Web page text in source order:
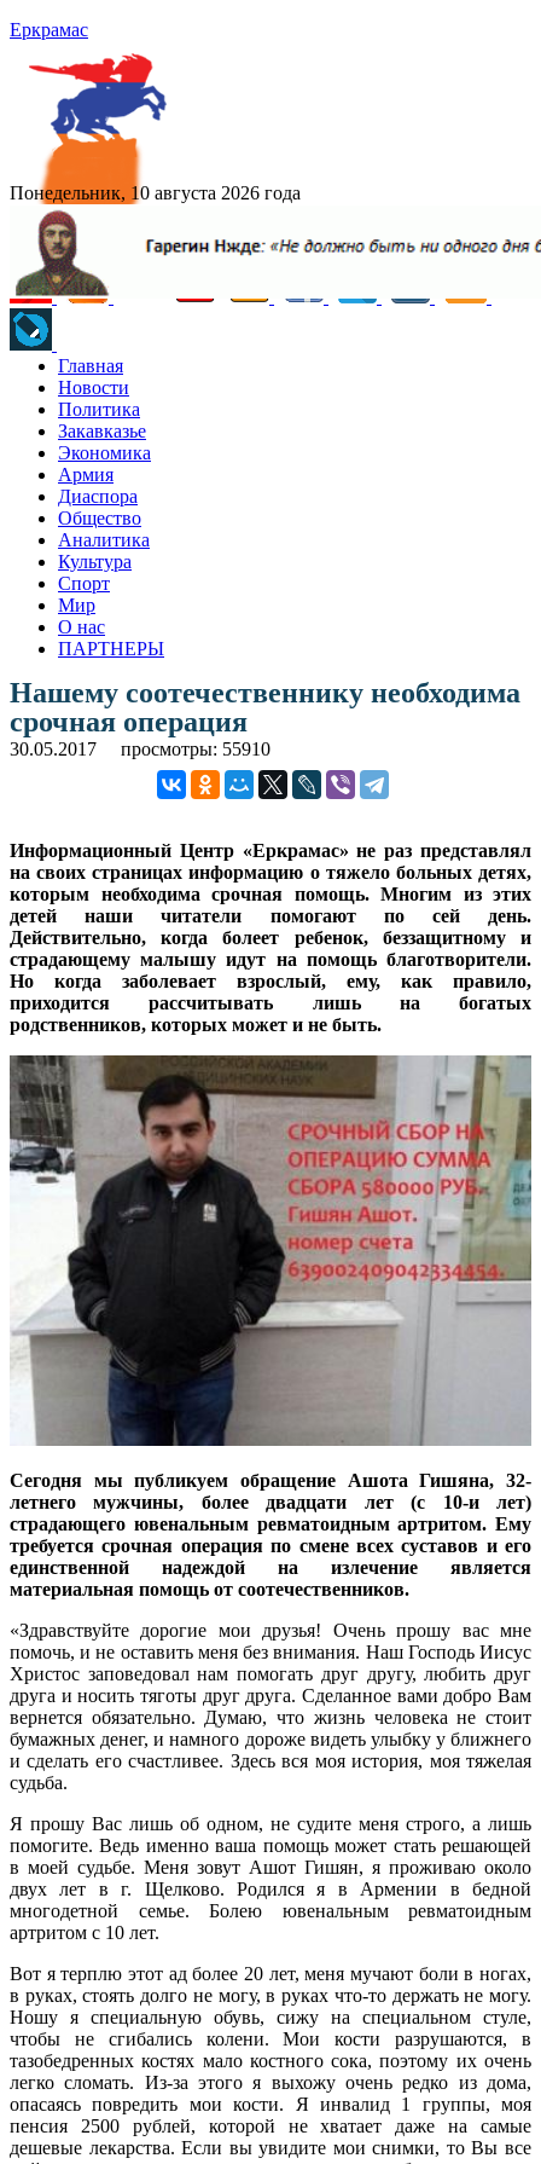
Еркрамас
Понедельник, 10 августа 2026 года
Главная
Новости
Политика
Закавказье
Экономика
Армия
Диаспора
Общество
Аналитика
Культура
Спорт
Мир
О нас
ПАРТНЕРЫ
Нашему соотечественнику необходима
срочная операция
30.05.2017 просмотры: 55910
Информационный Центр «Еркрамас» не раз представлял
на своих страницах информацию о тяжело больных детях,
которым необходима срочная помощь. Многим из этих
детей наши читатели помогают по сей день.
Действительно, когда болеет ребенок, беззащитному и
страдающему малышу идут на помощь благотворители.
Но когда заболевает взрослый, ему, как правило,
приходится рассчитывать лишь на богатых
родственников, которых может и не быть.
Сегодня мы публикуем обращение Ашота Гишяна, 32-
летнего мужчины, более двадцати лет (с 10-и лет)
страдающего ювенальным ревматоидным артритом. Ему
требуется срочная операция по смене всех суставов и его
единственной надеждой на излечение является
материальная помощь от соотечественников.
«Здравствуйте дорогие мои друзья! Очень прошу вас мне
помочь, и не оставить меня без внимания. Наш Господь Иисус
Христос заповедовал нам помогать друг другу, любить друг
друга и носить тяготы друг друга. Сделанное вами добро Вам
вернется обязательно. Думаю, что жизнь человека не стоит
бумажных денег, и намного дороже видеть улыбку у ближнего
и сделать его счастливее. Здесь вся моя история, моя тяжелая
судьба.
Я прошу Вас лишь об одном, не судите меня строго, а лишь
помогите. Ведь именно ваша помощь может стать решающей
в моей судьбе. Меня зовут Ашот Гишян, я проживаю около
двух лет в г. Щелково. Родился я в Армении в бедной
многодетной семье. Болею ювенальным ревматоидным
артритом с 10 лет.
Вот я терплю этот ад более 20 лет, меня мучают боли в ногах,
в руках, стоять долго не могу, в руках что-то держать не могу.
Ношу я специальную обувь, сижу на специальном стуле,
чтобы не сгибались колени. Мои кости разрушаются, в
тазобедренных костях мало костного сока, поэтому их очень
легко сломать. Из-за этого я выхожу очень редко из дома,
опасаясь повредить мои кости. Я инвалид 1 группы, моя
пенсия 2500 рублей, которой не хватает даже на самые
дешевые лекарства. Если вы увидите мои снимки, то Вы все